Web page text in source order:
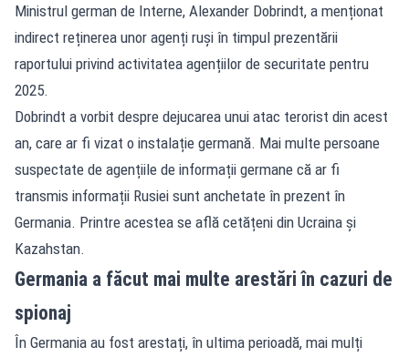
Ministrul german de Interne, Alexander Dobrindt, a menționat
indirect reținerea unor agenți ruși în timpul prezentării
raportului privind activitatea agențiilor de securitate pentru
2025.
Dobrindt a vorbit despre dejucarea unui atac terorist din acest
an, care ar fi vizat o instalație germană. Mai multe persoane
suspectate de agențiile de informații germane că ar fi
transmis informații Rusiei sunt anchetate în prezent în
Germania. Printre acestea se află cetățeni din Ucraina și
Kazahstan.
Germania a făcut mai multe arestări în cazuri de
spionaj
În Germania au fost arestați, în ultima perioadă, mai mulți